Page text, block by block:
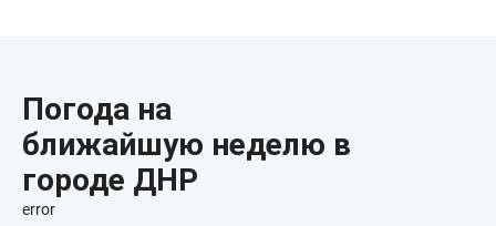
Погода на
ближайшую неделю в
городе ДНР
error